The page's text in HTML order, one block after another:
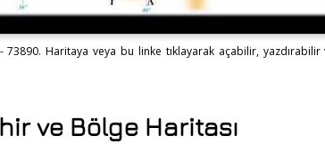
Haritaya veya bu linke tıklayarak açabilir,
ve Bölge Haritası